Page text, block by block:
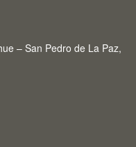
– San Pedro de La Paz,